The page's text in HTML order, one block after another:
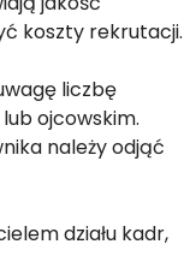
koszty rekrutacji.
liczbę
ojcowskim.
należy odjąć
działu kadr,